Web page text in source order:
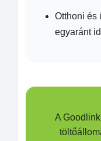
Otthoni és
egyaránt
A